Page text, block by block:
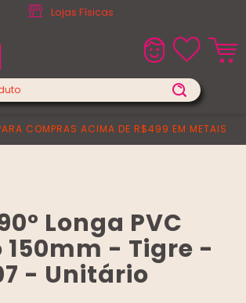
Lojas Físicas
COMPRAS ACIMA DE R$499 EM METAIS
Longa PVC
150mm - Tigre -
- Unitário